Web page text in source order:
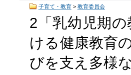
子育て・教育> 教育委員会
2「乳幼児期の
ける健康教育
びを支え多様